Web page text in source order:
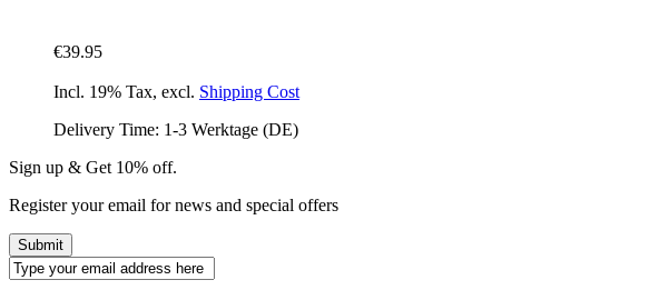
€39.95
Incl. 19% Tax, excl. Shipping Cost
Delivery Time: 1-3 Werktage (DE)
Sign up & Get 10% off.
Register your email for news and special offers
Submit